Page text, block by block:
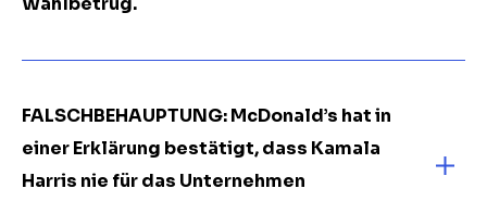
FALSCHBEHAUPTUNG: McDonald’s hat in
einer Erklärung bestätigt, dass Kamala
Harris nie für das Unternehmen